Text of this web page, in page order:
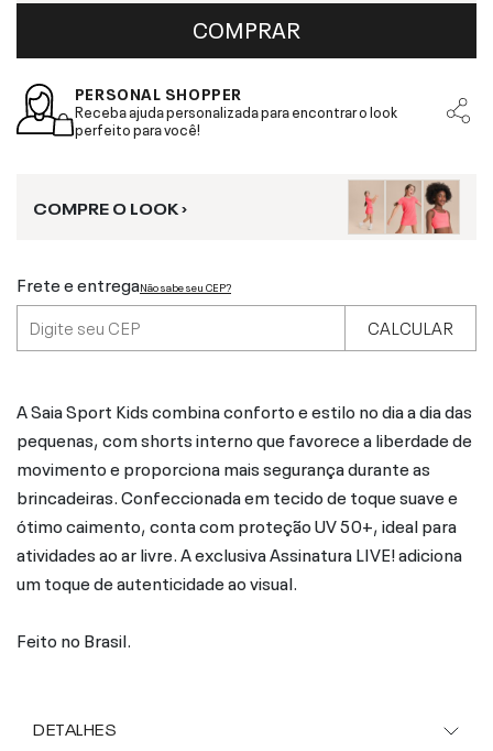
COMPRAR
PERSONAL SHOPPER
Receba ajuda personalizada para encontrar o look
perfeito para você!
COMPRE O LOOK ›
Frete e entregaNão sabe seu CEP?
CALCULAR
A Saia Sport Kids combina conforto e estilo no dia a dia das
pequenas, com shorts interno que favorece a liberdade de
movimento e proporciona mais segurança durante as
brincadeiras. Confeccionada em tecido de toque suave e
ótimo caimento, conta com proteção UV 50+, ideal para
atividades ao ar livre. A exclusiva Assinatura LIVE! adiciona
um toque de autenticidade ao visual.
Feito no Brasil.
DETALHES